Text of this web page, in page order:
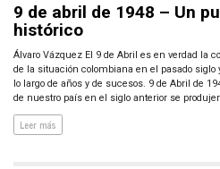
9 de abril de 1948 – Un
histórico
Álvaro Vázquez El 9 de Abril es en verdad la
de la situación colombiana en el pasado
lo largo de años y de sucesos. 9 de Abril de
de nuestro país en el siglo anterior se
Leer más